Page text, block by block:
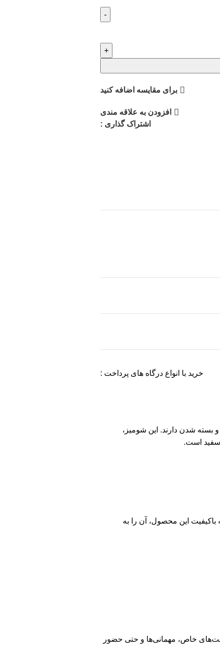
برای مقایسه اضافه کنید
افزودن به علاقه مندی
اشتراک گذاری :
خرید با انواع درگاه های پرداخت :
بسته شدن دارند. این شومیز،
باکیفیت این محصول، آن را به
خاص، مهمانی‌ها و حتی حضور